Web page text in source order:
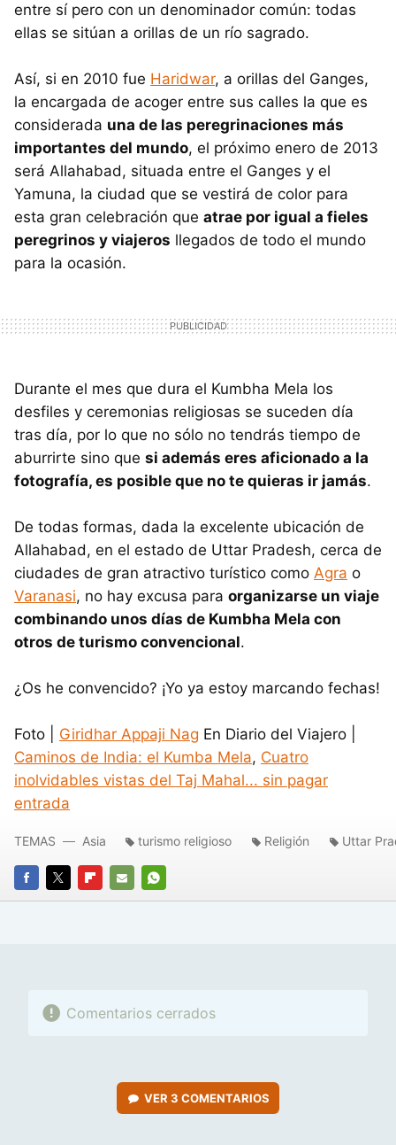
entre sí pero con un denominador común: todas
ellas se sitúan a orillas de un río sagrado.
Así, si en 2010 fue Haridwar, a orillas del Ganges,
la encargada de acoger entre sus calles la que es
considerada una de las peregrinaciones más
importantes del mundo, el próximo enero de 2013
será Allahabad, situada entre el Ganges y el
Yamuna, la ciudad que se vestirá de color para
esta gran celebración que atrae por igual a fieles
peregrinos y viajeros llegados de todo el mundo
para la ocasión.
Durante el mes que dura el Kumbha Mela los
desfiles y ceremonias religiosas se suceden día
tras día, por lo que no sólo no tendrás tiempo de
aburrirte sino que si además eres aficionado a la
fotografía, es posible que no te quieras ir jamás.
De todas formas, dada la excelente ubicación de
Allahabad, en el estado de Uttar Pradesh, cerca de
ciudades de gran atractivo turístico como Agra o
Varanasi, no hay excusa para organizarse un viaje
combinando unos días de Kumbha Mela con
otros de turismo convencional.
¿Os he convencido? ¡Yo ya estoy marcando fechas!
Foto | Giridhar Appaji Nag En Diario del Viajero |
Caminos de India: el Kumba Mela, Cuatro
inolvidables vistas del Taj Mahal... sin pagar
entrada
FACEBOOK
TWITTERFLIPBOARD
E-
WHATSAPP
TEMAS Asia turismo religioso Religión Uttar
Comentarios cerrados
VER 3 COMENTARIOS